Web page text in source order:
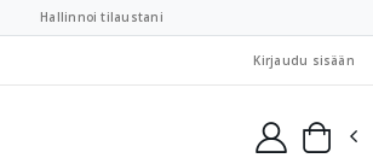
Hallinnoi tilaustani
Kirjaudu sisään